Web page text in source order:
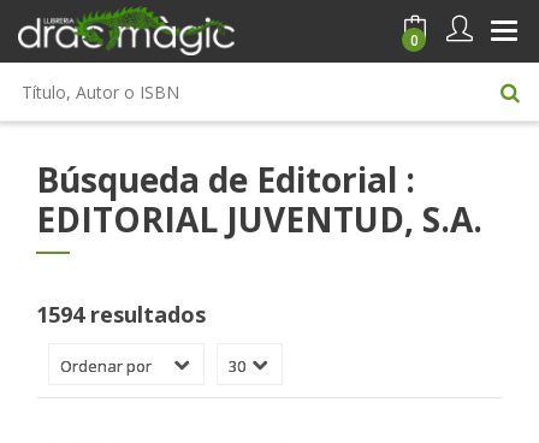
0
Búsqueda de Editorial :
EDITORIAL JUVENTUD, S.A.
1594 resultados